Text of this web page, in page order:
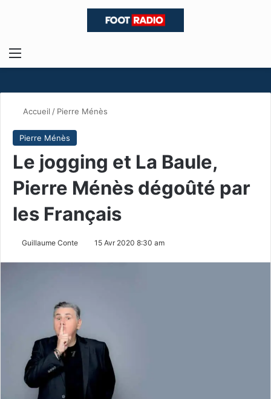
Menu
Accueil / Pierre Ménès
Pierre Ménès
Le jogging et La Baule,
Pierre Ménès dégoûté par
les Français
Guillaume Conte 15 Avr 2020 8:30 am